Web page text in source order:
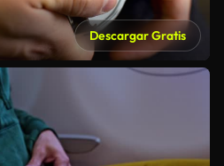
Descargar Gratis